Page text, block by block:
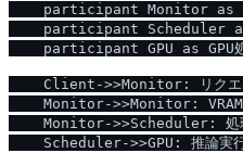
participant Monitor as
participant Scheduler as
participant GPU as GPU
Client->>Monitor: リクエ
Monitor->>Monitor: VRAM
Monitor->>Scheduler: 処
Scheduler->>GPU: 推論実